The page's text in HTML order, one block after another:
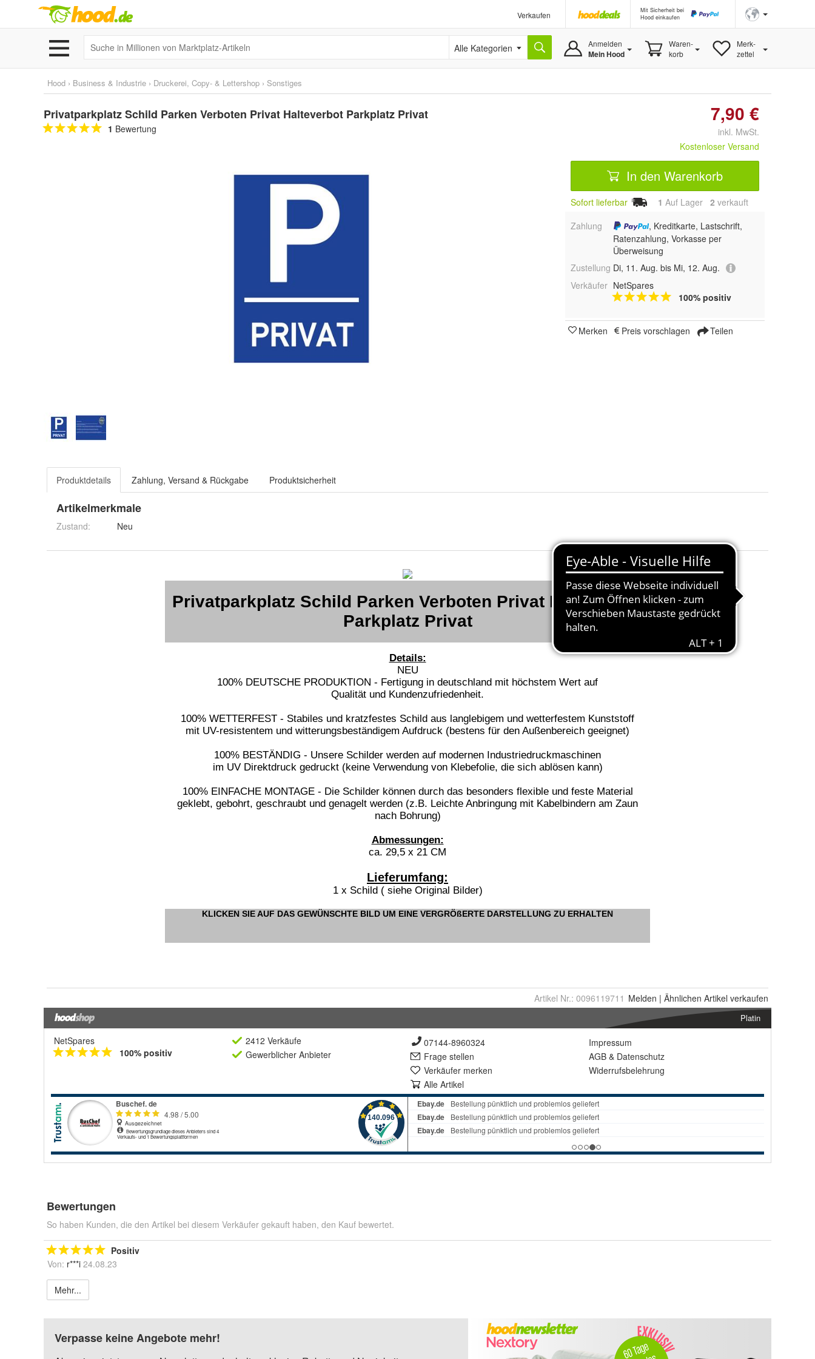
Verkaufen
Mit Sicherheit bei
Hood einkaufen
Alle Kategorien Anmelden
Mein Hood
Waren-
korb
Merk-
zettel
Hood › Business & Industrie › Druckerei, Copy- & Lettershop › Sonstiges
Privatparkplatz Schild Parken Verboten Privat Halteverbot Parkplatz Privat
1 Bewertung
7,90 €
inkl. MwSt.
Kostenloser Versand
In den Warenkorb
Sofort lieferbar 1 Auf Lager 2 verkauft
Zahlung
, Kreditkarte, Lastschrift,
Ratenzahlung, Vorkasse per
Überweisung
Zustellung Di, 11. Aug. bis Mi, 12. Aug.
Verkäufer NetSpares
100% positiv
Merken Preis vorschlagen Teilen
Produktdetails Zahlung, Versand & Rückgabe Produktsicherheit
Artikelmerkmale
Zustand: Neu
Artikel Nr.: 0096119711 Melden | Ähnlichen Artikel verkaufen
Platin
NetSpares
100% positiv
2412 Verkäufe
Gewerblicher Anbieter
07144-8960324
Frage stellen
Verkäufer merken
Alle Artikel
Impressum
AGB & Datenschutz
Widerrufsbelehrung
Bewertungen
So haben Kunden, die den Artikel bei diesem Verkäufer gekauft haben, den Kauf bewertet.
Positiv
Von: r***i 24.08.23
Mehr...
Verpasse keine Angebote mehr!